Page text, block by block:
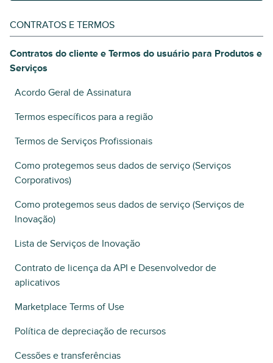
CONTRATOS E TERMOS
Contratos do cliente e Termos do usuário para Produtos e
Serviços
Acordo Geral de Assinatura
Termos específicos para a região
Termos de Serviços Profissionais
Como protegemos seus dados de serviço (Serviços
Corporativos)
Como protegemos seus dados de serviço (Serviços de
Inovação)
Lista de Serviços de Inovação
Contrato de licença da API e Desenvolvedor de
aplicativos
Marketplace Terms of Use
Política de depreciação de recursos
Cessões e transferências